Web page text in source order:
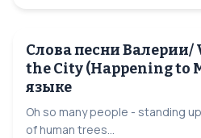
Слова песни Валерии/
the City (Happening to
языке
Oh so many people - standing
of human trees...